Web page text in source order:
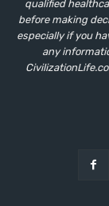
qualified
before making
especially if you
any